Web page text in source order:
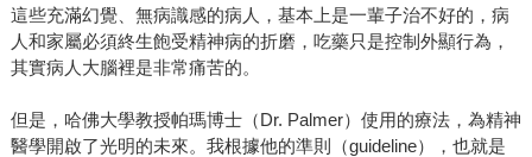
這些充滿幻覺、無病識感的病人，基本上是一輩子治不好的，病
人和家屬必須終生飽受精神病的折磨，吃藥只是控制外顯行為，
其實病人大腦裡是非常痛苦的。
但是，哈佛大學教授帕瑪博士（Dr. Palmer）使用的療法，為精神
醫學開啟了光明的未來。我根據他的準則（guideline），也就是